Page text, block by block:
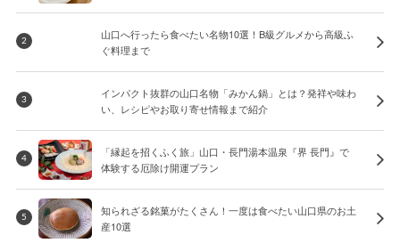
2
山口へ行ったら食べたい名物10選！B級グルメから高級ふ
ぐ料理まで
3
インパクト抜群の山口名物「みかん鍋」とは？発祥や味わ
い、レシピやお取り寄せ情報まで紹介
4
「縁起を招くふく旅」山口・長門湯本温泉『界 長門』で
体験する厄除け開運プラン
5
知られざる銘菓がたくさん！一度は食べたい山口県のお土
産10選